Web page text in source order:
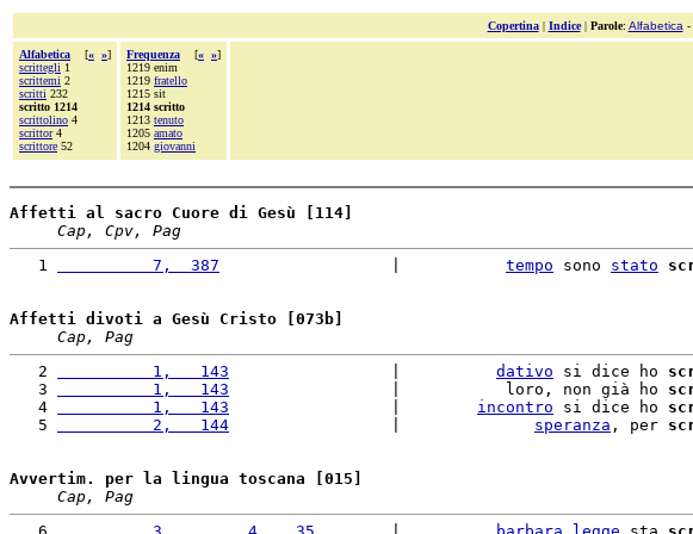
Copertina| Indice| Parole: Alfabetica -
Alfabetica [« »]
scrittegli 1
scrittemi 2
scritti 232
scritto 1214
scrittolino 4
scrittor4
scrittore 52
Frequenza [« »]
1219 enim
1219 fratello
1215 sit
1214 scritto
1213 tenuto
1205 amato
1204 giovanni
Affetti al sacro Cuore di Gesù [114]
Cap, Cpv, Pag
   1
          7,  387
tempo sono stato
Affetti divoti a Gesù Cristo [073b]
Cap, Pag
   2
          1,   143
dativo si dice ho
   3
          1,   143
                 |           loro, non già ho
   4
          1,   143
incontro si dice ho
   5
          2,   144
speranza , per
Avvertim. per la lingua toscana [015]
Cap, Pag